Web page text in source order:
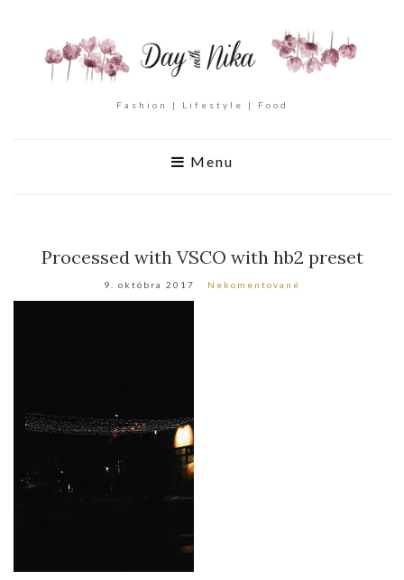
Fashion | Lifestyle | Food
Menu
Processed with VSCO with hb2 preset
9. októbra 2017 Nekomentované